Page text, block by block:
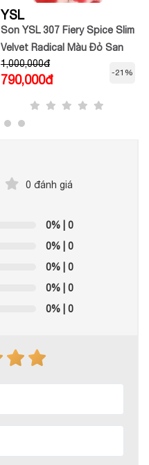
YSL
Son YSL 307 Fiery Spice Slim
Velvet Radical Màu Đỏ San
Hô
1,000,000đ
790,000đ
-21%
0 đánh giá
0% | 0
0% | 0
0% | 0
0% | 0
0% | 0